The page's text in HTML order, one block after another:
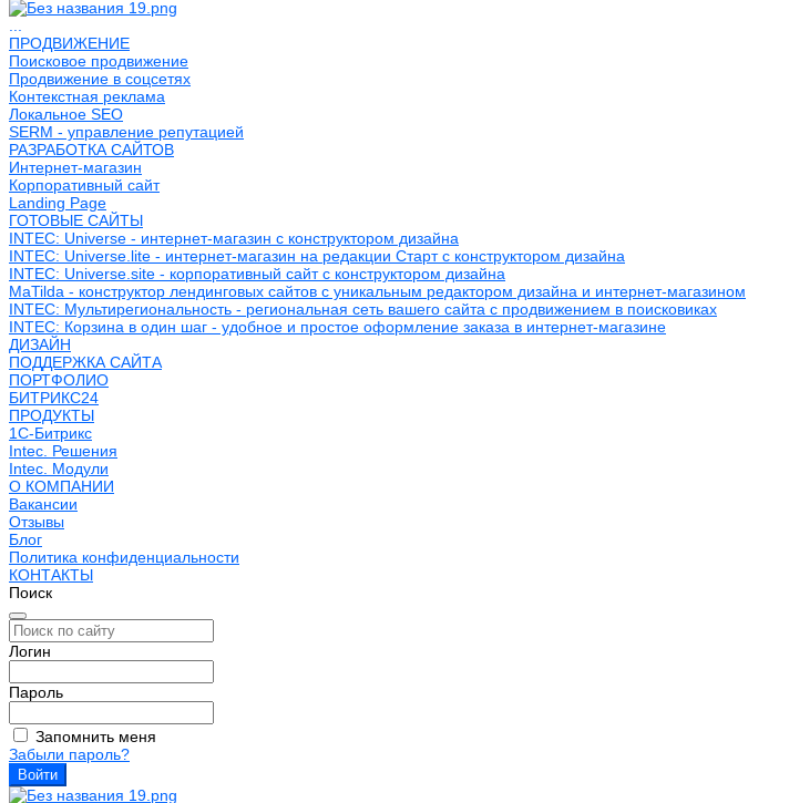
ПРОДВИЖЕНИЕ
Поисковое продвижение
Продвижение в соцсетях
Контекстная реклама
Локальное SEO
SERM - управление репутацией
РАЗРАБОТКА САЙТОВ
Интернет-магазин
Корпоративный сайт
Landing Page
ГОТОВЫЕ САЙТЫ
INTEC: Universe - интернет-магазин с конструктором дизайна
INTEC: Universe.lite - интернет-магазин на редакции Старт с конструктором дизайна
INTEC: Universe.site - корпоративный сайт с конструктором дизайна
MaTilda - конструктор лендинговых сайтов с уникальным редактором дизайна и интернет-магазином
INTEC: Мультирегиональность - региональная сеть вашего сайта с продвижением в поисковиках
INTEC: Корзина в один шаг - удобное и простое оформление заказа в интернет-магазине
ДИЗАЙН
ПОДДЕРЖКА САЙТА
ПОРТФОЛИО
БИТРИКС24
ПРОДУКТЫ
1С-Битрикс
Intec. Решения
Intec. Модули
О КОМПАНИИ
Вакансии
Отзывы
Блог
Политика конфиденциальности
КОНТАКТЫ
Поиск
Логин
Пароль
Запомнить меня
Забыли пароль?